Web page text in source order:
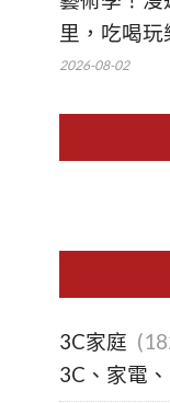
里，吃喝
2026-08-02
3C家庭
3C、家電